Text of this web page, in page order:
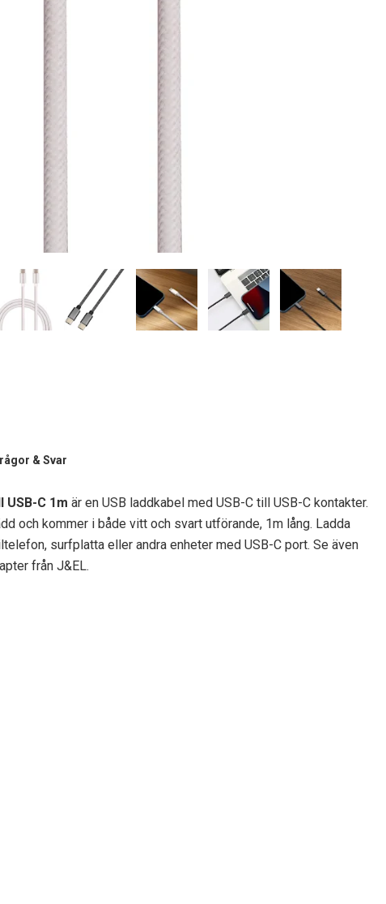
& Svar
USB-C 1m är en USB laddkabel med USB-C till USB-C kontakter.
och kommer i både vitt och svart utförande, 1m lång. Ladda
surfplatta eller andra enheter med USB-C port. Se även
från J&EL.